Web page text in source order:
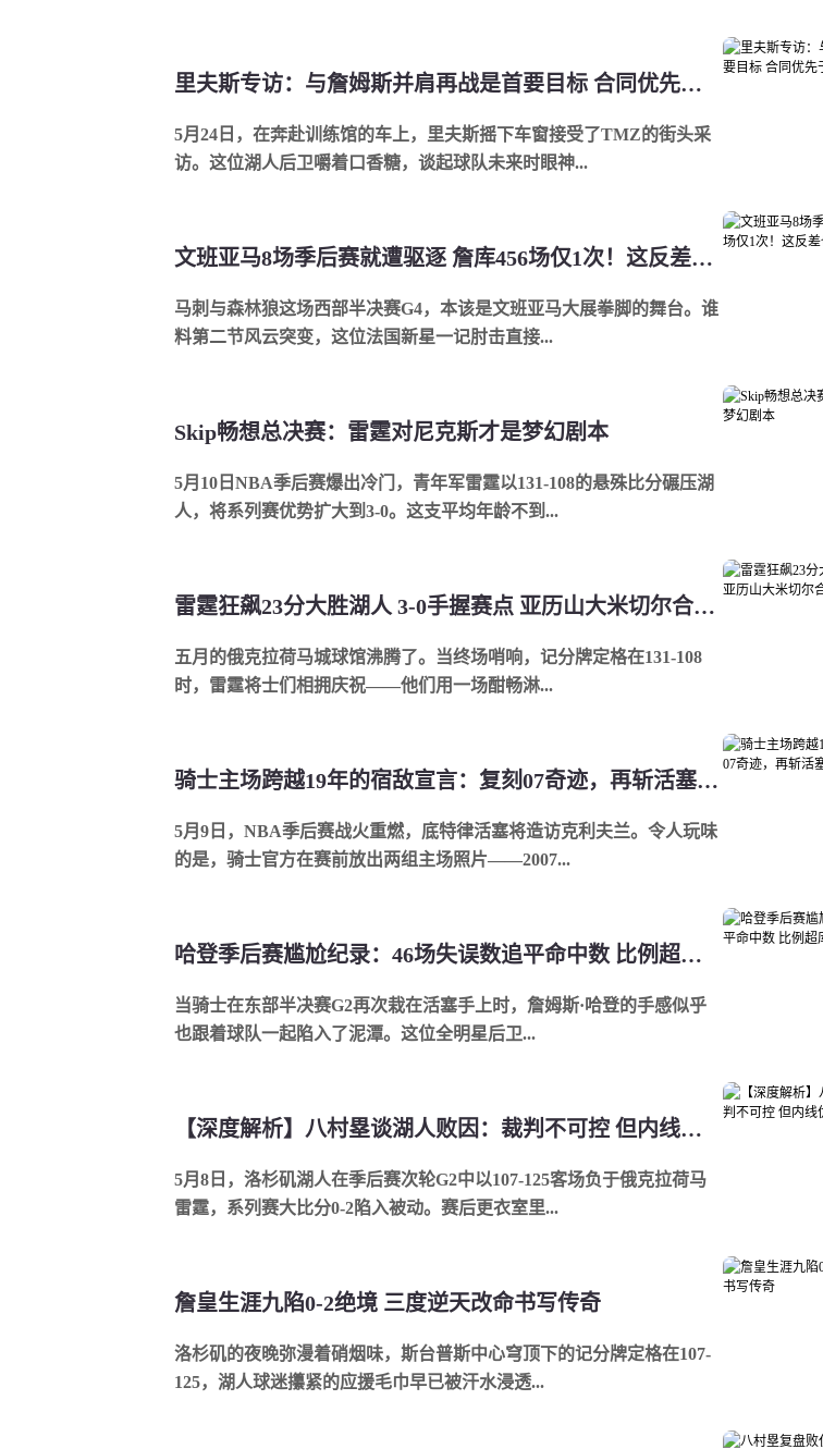
里夫斯专访：与詹姆斯并肩再战是首要目标 合同优先于度假计划
5月24日，在奔赴训练馆的车上，里夫斯摇下车窗接受了TMZ的街头采
访。这位湖人后卫嚼着口香糖，谈起球队未来时眼神...
文班亚马8场季后赛就遭驱逐 詹库456场仅1次！这反差也太大了
马刺与森林狼这场西部半决赛G4，本该是文班亚马大展拳脚的舞台。谁
料第二节风云突变，这位法国新星一记肘击直接...
Skip畅想总决赛：雷霆对尼克斯才是梦幻剧本
5月10日NBA季后赛爆出冷门，青年军雷霆以131-108的悬殊比分碾压湖
人，将系列赛优势扩大到3-0。这支平均年龄不到...
雷霆狂飙23分大胜湖人 3-0手握赛点 亚历山大米切尔合砍47分
五月的俄克拉荷马城球馆沸腾了。当终场哨响，记分牌定格在131-108
时，雷霆将士们相拥庆祝——他们用一场酣畅淋...
骑士主场跨越19年的宿敌宣言：复刻07奇迹，再斩活塞于马下
5月9日，NBA季后赛战火重燃，底特律活塞将造访克利夫兰。令人玩味
的是，骑士官方在赛前放出两组主场照片——2007...
哈登季后赛尴尬纪录：46场失误数追平命中数 比例超库里杜兰特之和
当骑士在东部半决赛G2再次栽在活塞手上时，詹姆斯·哈登的手感似乎
也跟着球队一起陷入了泥潭。这位全明星后卫...
【深度解析】八村塁谈湖人败因：裁判不可控 但内线优势必须兑现
5月8日，洛杉矶湖人在季后赛次轮G2中以107-125客场负于俄克拉荷马
雷霆，系列赛大比分0-2陷入被动。赛后更衣室里...
詹皇生涯九陷0-2绝境 三度逆天改命书写传奇
洛杉矶的夜晚弥漫着硝烟味，斯台普斯中心穹顶下的记分牌定格在107-
125，湖人球迷攥紧的应援毛巾早已被汗水浸透...